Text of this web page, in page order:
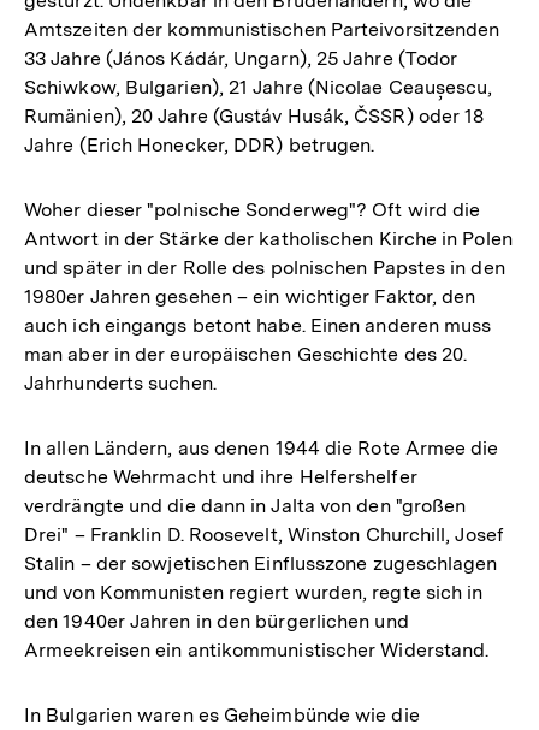
Amtszeiten der kommunistischen Parteivorsitzenden
33 Jahre (János Kádár, Ungarn), 25 Jahre (Todor
Schiwkow, Bulgarien), 21 Jahre (Nicolae Ceaușescu,
Rumänien), 20 Jahre (Gustáv Husák, ČSSR) oder 18
Jahre (Erich Honecker, DDR) betrugen.
Woher dieser "polnische Sonderweg"? Oft wird die
Antwort in der Stärke der katholischen Kirche in Polen
und später in der Rolle des polnischen Papstes in den
1980er Jahren gesehen – ein wichtiger Faktor, den
auch ich eingangs betont habe. Einen anderen muss
man aber in der europäischen Geschichte des 20.
Jahrhunderts suchen.
In allen Ländern, aus denen 1944 die Rote Armee die
deutsche Wehrmacht und ihre Helfershelfer
verdrängte und die dann in Jalta von den "großen
Drei" – Franklin D. Roosevelt, Winston Churchill, Josef
Stalin – der sowjetischen Einflusszone zugeschlagen
und von Kommunisten regiert wurden, regte sich in
den 1940er Jahren in den bürgerlichen und
Armeekreisen ein antikommunistischer Widerstand.
In Bulgarien waren es Geheimbünde wie die